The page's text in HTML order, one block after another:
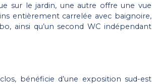
sur le jardin, une autre offre une vue
entièrement carrelée avec baignoire,
ainsi qu’un second WC indépendant
bénéficie d’une exposition sud-est